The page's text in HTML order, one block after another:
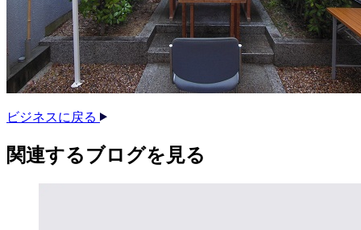
ビジネスに戻る
関連する​ブログを​見る​